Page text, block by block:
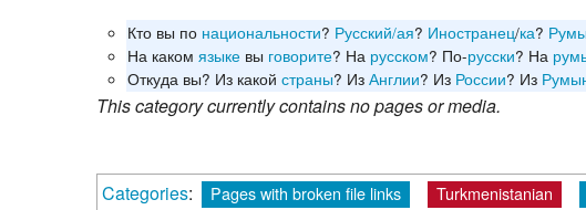
Кто вы по национальности? Русский/ая? Иностранец/ка?
На какомязыке вы говорите? На русском? По-русски? На
Откуда вы? Из какойстраны? ИзАнглии? Из России? Из
This category currently contains no pages or media.
Categories: Pages with broken file links Turkmenistanian